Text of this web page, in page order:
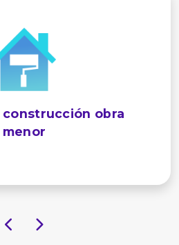
construcción obra
menor